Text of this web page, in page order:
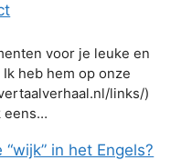
voor je leuke en
heb hem op onze
links/)
eens…
in het Engels?